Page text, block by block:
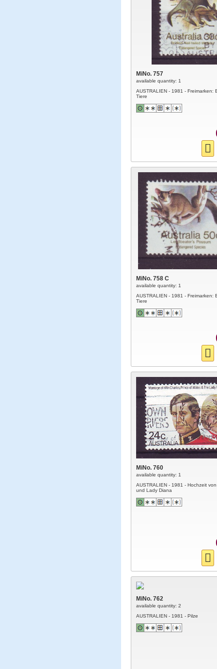
MiNo. 757
available quantity: 1
AUSTRALIEN - 1981 - Freimarken:
Tiere
MiNo. 758 C
available quantity: 1
AUSTRALIEN - 1981 - Freimarken:
Tiere
MiNo. 760
available quantity: 1
AUSTRALIEN - 1981 - Hochzeit
und Lady Diana
MiNo. 762
available quantity: 2
AUSTRALIEN - 1981 - Pilze